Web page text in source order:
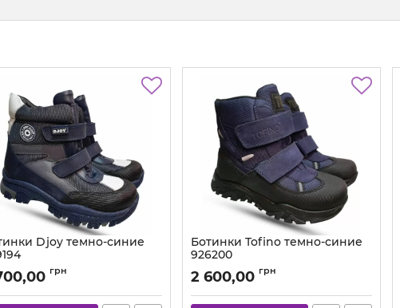
Djoy темно-синие
059.111.194 (26-30)
грн
Ботинки Tofino темно-синие
926200
Артикул: 926.200 (26-36)
2 600,00 грн